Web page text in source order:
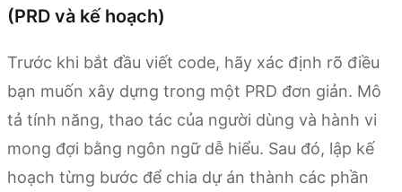
(PRD và kế hoạch)
Trước khi bắt đầu viết code, hãy xác định rõ điều
bạn muốn xây dựng trong một PRD đơn giản. Mô
tả tính năng, thao tác của người dùng và hành vi
mong đợi bằng ngôn ngữ dễ hiểu. Sau đó, lập kế
hoạch từng bước để chia dự án thành các phần